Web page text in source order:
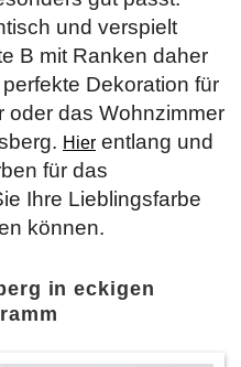
und verspielt
B mit Ranken daher
Dekoration für
oder das Wohnzimmer
Hier entlang und
für das
Ihre Lieblingsfarbe
können.
in eckigen